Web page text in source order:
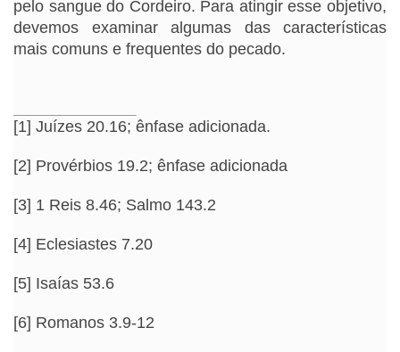
pelo sangue do Cordeiro. Para atingir esse objetivo,
devemos examinar algumas das características
mais comuns e frequentes do pecado.
[1] Juízes 20.16; ênfase adicionada.
[2] Provérbios 19.2; ênfase adicionada
[3] 1 Reis 8.46; Salmo 143.2
[4] Eclesiastes 7.20
[5] Isaías 53.6
[6] Romanos 3.9-12